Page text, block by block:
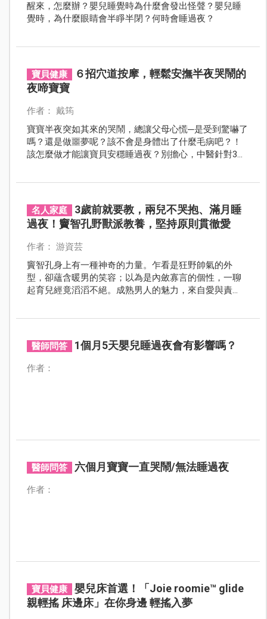
醒來，怎麼辦？嬰兒睡覺時為什麼會發出怪聲？嬰兒睡
覺時，為什麼眼睛會半睜半閉？何時會睡過夜？
寶貝健康
６招穴道按摩，輕鬆安撫半夜哭鬧的
夜啼寶寶
作者： 戴筠
寶寶半夜突如其來的哭鬧，總讓父母心慌─是受到驚嚇了
嗎？還是做噩夢呢？該不會是身體出了什麼毛病吧？！
該怎麼做才能讓寶貝安穩睡過夜？別擔心，中醫針對3種
名人家庭
3歲前就要教，兩兒不哭抱、滿月睡
過夜！竇智孔野獸派教養，堅持原則貫徹愛
作者： 游資芸
竇智孔身上有一種神奇的力量。乍看是狂野帥氣的外
型，卻蘊含暖男的笑容；以為是內斂寡言的個性，一聊
起育兒經竟滔滔不絕。成熟男人的魅力，來自愛與責
溉孩子，希望他們從中找到自己。
醫師問答 1個月5天嬰兒睡過夜會有影響嗎？
作者：
醫師問答 六個月寶寶一直哭鬧/無法睡過夜
作者：
寶貝健康
嬰兒床首選！「Joie roomie™ glide
親輕搖 床邊床」在你身邊 輕搖入夢